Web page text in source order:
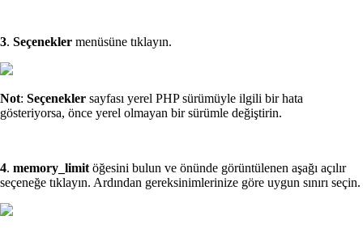
3. Seçenekler menüsüne tıklayın.
Not: Seçenekler sayfası yerel PHP sürümüyle ilgili bir hata
gösteriyorsa, önce yerel olmayan bir sürümle değiştirin.
4. memory_limit öğesini bulun ve önünde görüntülenen aşağı açılır
seçeneğe tıklayın. Ardından gereksinimlerinize göre uygun sınırı seçin.